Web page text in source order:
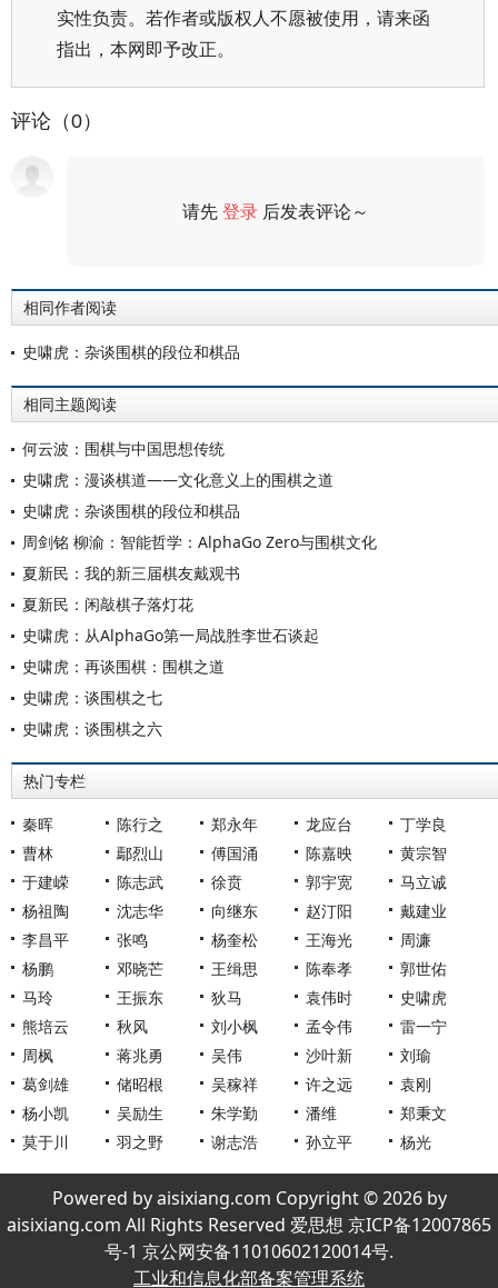
实性负责。若作者或版权人不愿被使用，请来函
指出，本网即予改正。
评论（0）
请先登录 后发表评论～
相同作者阅读
史啸虎：杂谈围棋的段位和棋品
相同主题阅读
何云波：围棋与中国思想传统
史啸虎：漫谈棋道——文化意义上的围棋之道
史啸虎：杂谈围棋的段位和棋品
周剑铭 柳渝：智能哲学：AlphaGo Zero与围棋文化
夏新民：我的新三届棋友戴观书
夏新民：闲敲棋子落灯花
史啸虎：从AlphaGo第一局战胜李世石谈起
史啸虎：再谈围棋：围棋之道
史啸虎：谈围棋之七
史啸虎：谈围棋之六
热门专栏
秦晖 陈行之 郑永年 龙应台
丁学良
曹林
鄢烈山 傅国涌 陈嘉映
黄宗智
于建嵘
陈志武 徐贲 郭宇宽
马立诚
杨祖陶
沈志华 向继东 赵汀阳
戴建业
李昌平
张鸣 杨奎松 王海光
周濂
杨鹏
邓晓芒 王缉思 陈奉孝
郭世佑
马玲
王振东 狄马 袁伟时
史啸虎
熊培云
秋风 刘小枫 孟令伟
雷一宁
周枫
蒋兆勇 吴伟 沙叶新
刘瑜
葛剑雄
储昭根 吴稼祥 许之远
袁刚
杨小凯
吴励生 朱学勤 潘维
郑秉文
莫于川
羽之野 谢志浩 孙立平 杨光
Powered by aisixiang.com Copyright © 2026 by
aisixiang.com All Rights Reserved 爱思想 京ICP备12007865
号-1 京公网安备11010602120014号.
工业和信息化部备案管理系统